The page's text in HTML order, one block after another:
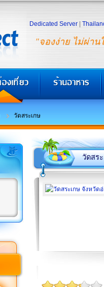
"จองง่าย ไม่ผ่าน
Dedicated Server
วัดสระเกษ
วัดสร